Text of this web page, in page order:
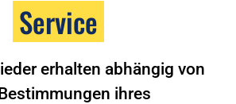
Service
erhalten abhängig von
ihres